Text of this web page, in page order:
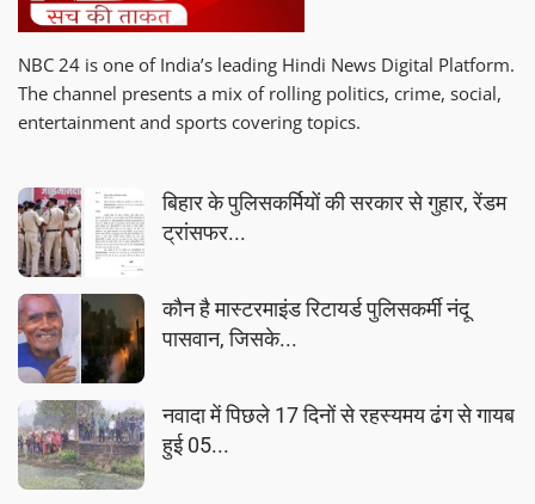
NBC 24 is one of India’s leading Hindi News Digital Platform.
The channel presents a mix of rolling politics, crime, social,
entertainment and sports covering topics.
बिहार के पुलिसकर्मियों की सरकार से गुहार, रेंडम
ट्रांसफर...
कौन है मास्टरमाइंड रिटायर्ड पुलिसकर्मी नंदू
पासवान, जिसके...
नवादा में पिछले 17 दिनों से रहस्यमय ढंग से गायब
हुई 05...